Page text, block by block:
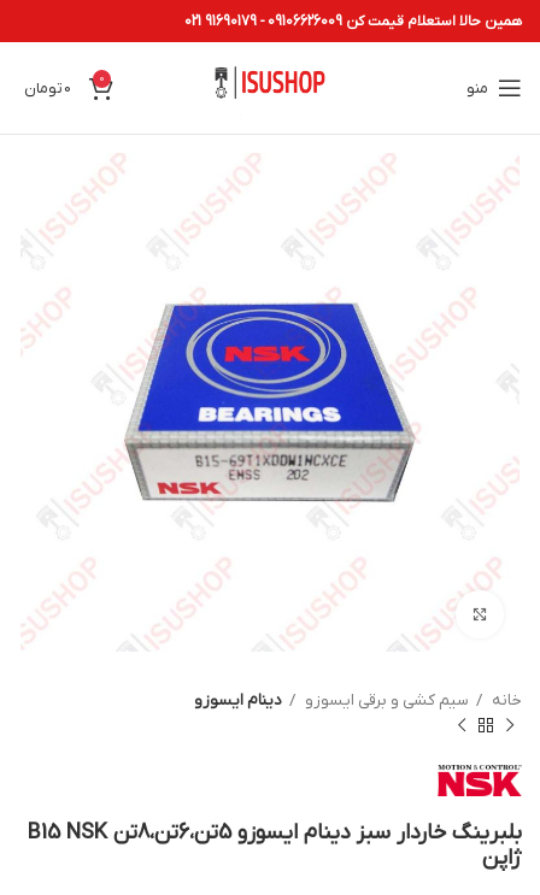
همین حالا استعلام قیمت کن 09106626009 - 91690179 021
منو 0
0تومان
بزرگنمایی تصویر
خانه سیم کشی و برقی ایسوزو دینام ایسوزو
بلبرینگ خاردار سبز دینام ایسوزو 5تن،6تن،8تن B15 NSK
ژاپن